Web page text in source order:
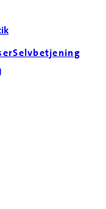
Selvbetjening